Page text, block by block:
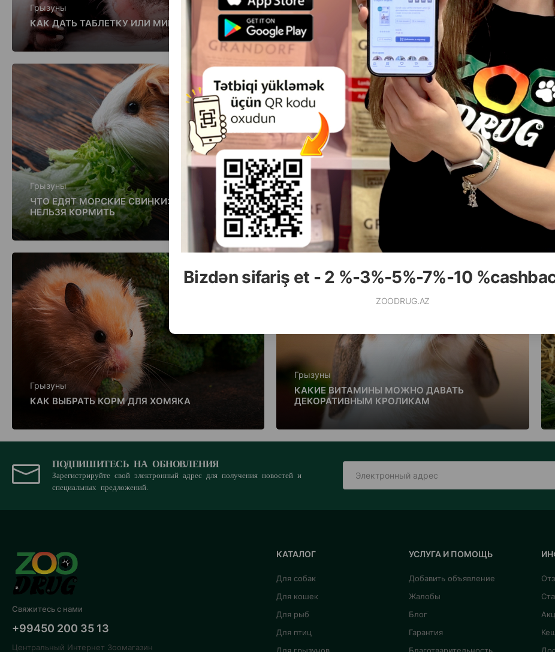
Bizdən sifariş et - 2 %-3%-5%-7%-10
ZOODRUG.AZ
Грызуны
КАК ДАТЬ ТАБЛЕТКУ ИЛИ МИКСТУРУ ХОРЬКУ
ПЕРЕНОСКИ ДЛЯ ГРЫЗУНОВ: ВИДЫ И
ОСОБЕННОСТИ ВЫБОРА
Грызуны
ЧТО ЕДЯТ МОРСКИЕ СВИНКИ: ЧЕМ МОЖНО И
НЕЛЬЗЯ КОРМИТЬ
Грызуны
ОБЗОР ЛУЧШИХ КОРМОВ ДЛЯ МОРСКИХ
СВИНОК
Грызуны
КАК ВЫБРАТЬ КОРМ ДЛЯ ХОМЯКА
Грызуны
КАКИЕ ВИТАМИНЫ МОЖНО ДАВАТЬ
ДЕКОРАТИВНЫМ КРОЛИКАМ
ПОДПИШИТЕСЬ НА ОБНОВЛЕНИЯ
Зарегистрируйте свой электронный адрес для получения новостей и
специальных предложений.
Свяжитесь с нами
+99450 200 35 13
Центральный Интернет Зоомагазин
КАТАЛОГ
Для собак
Для кошек
Для рыб
Для птиц
Для грызунов
УСЛУГА И ПОМОЩЬ
Добавить объявление
Жалобы
Блог
Гарантия
Благотварительность